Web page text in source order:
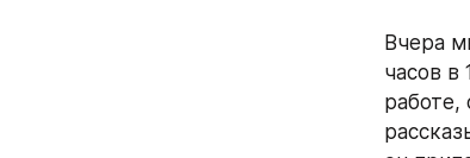
Вчера
часов в
работе,